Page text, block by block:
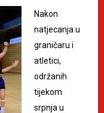
Nakon
natjecanja u
graničaru i
atletici,
održanih
tijekom
srpnja u